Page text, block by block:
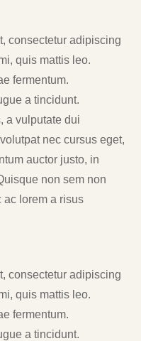
consectetur adipiscing
quis mattis leo.
fermentum.
a tincidunt.
a vulputate dui
nec cursus eget,
auctor justo, in
non sem non
ac lorem a risus
consectetur adipiscing
quis mattis leo.
fermentum.
a tincidunt.